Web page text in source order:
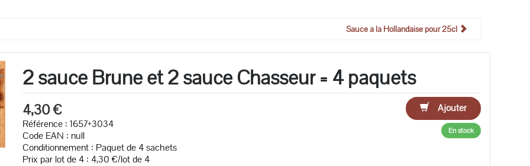
Sauce à la Hollandaise pour 25cl
2 sauce Brune et 2 sauce Chasseur = 4 paquets
4,30 €
Ajouter
Référence : 1657+3034
Code EAN : null
Conditionnement : Paquet de 4 sachets
Prix par lot de 4 : 4,30 €/lot de 4
En stock